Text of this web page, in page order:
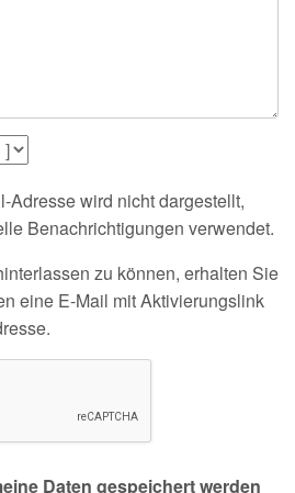
Adresse wird nicht dargestellt,
Benachrichtigungen verwendet.
zu können, erhalten Sie
eine E-Mail mit Aktivierungslink
Daten gespeichert werden